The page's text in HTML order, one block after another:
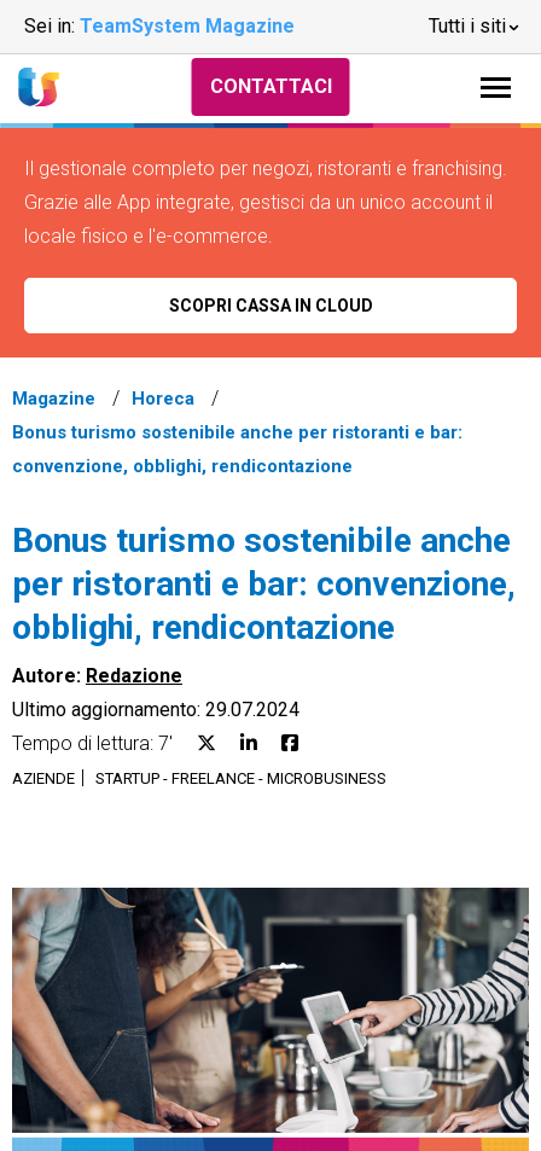
Sei in: TeamSystem Magazine Tutti i siti
Ecommerce
Email Marketing
Financial Solutions
HR
Trust Services
TeamSystem Corporate
TeamSystem Store
CONTATTACI
Il gestionale completo per negozi, ristoranti e franchising.
Grazie alle App integrate, gestisci da un unico account il
locale fisico e l'e-commerce.
SCOPRI CASSA IN CLOUD
Magazine
Horeca
Bonus turismo sostenibile anche per ristoranti e bar:
convenzione, obblighi, rendicontazione
Bonus turismo sostenibile anche
per ristoranti e bar: convenzione,
obblighi, rendicontazione
Autore: Redazione
Ultimo aggiornamento: 29.07.2024
Tempo di lettura: 7'
AZIENDE STARTUP - FREELANCE - MICROBUSINESS